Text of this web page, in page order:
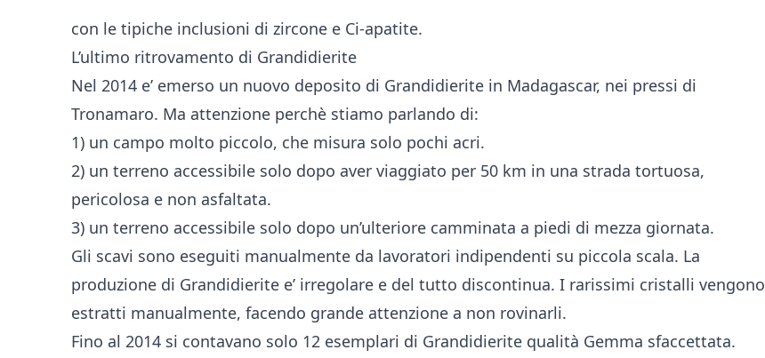
con le tipiche inclusioni di zircone e Ci-apatite.
L’ultimo ritrovamento di Grandidierite
Nel 2014 e’ emerso un nuovo deposito di Grandidierite in Madagascar, nei pressi di
Tronamaro. Ma attenzione perchè stiamo parlando di:
1) un campo molto piccolo, che misura solo pochi acri.
2) un terreno accessibile solo dopo aver viaggiato per 50 km in una strada tortuosa,
pericolosa e non asfaltata.
3) un terreno accessibile solo dopo un’ulteriore camminata a piedi di mezza giornata.
Gli scavi sono eseguiti manualmente da lavoratori indipendenti su piccola scala. La
produzione di Grandidierite e’ irregolare e del tutto discontinua. I rarissimi cristalli vengono
estratti manualmente, facendo grande attenzione a non rovinarli.
Fino al 2014 si contavano solo 12 esemplari di Grandidierite qualità Gemma sfaccettata.